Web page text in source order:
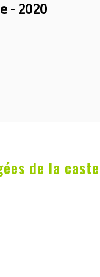
- 2020
de la